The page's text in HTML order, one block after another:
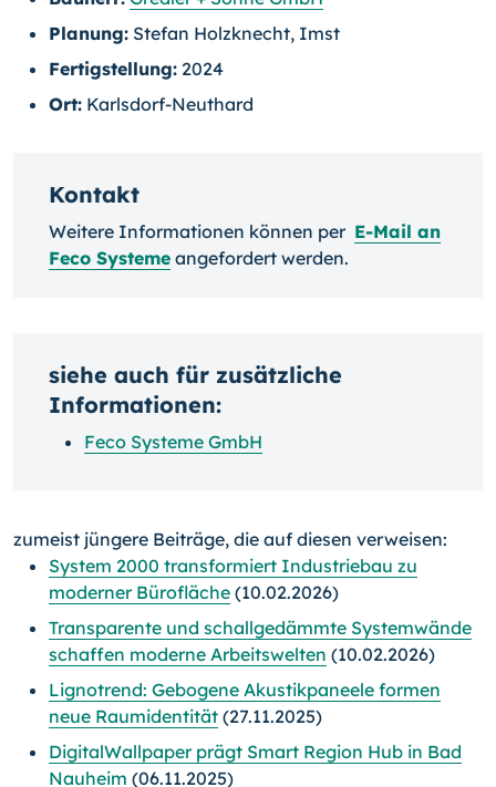
Planung: Stefan Holzknecht, Imst
Fertigstellung: 2024
Ort: Karlsdorf-Neuthard
Kontakt
Weitere Informationen können per E-Mail an
Feco Systeme angefordert werden.
siehe auch für zusätzliche
Informationen:
Feco Systeme GmbH
zumeist jüngere Beiträge, die auf diesen verweisen:
System 2000 transformiert Industriebau zu
moderner Bürofläche (10.02.2026)
Transparente und schallgedämmte Systemwände
schaffen moderne Arbeitswelten (10.02.2026)
Lignotrend: Gebogene Akustikpaneele formen
neue Raumidentität (27.11.2025)
DigitalWallpaper prägt Smart Region Hub in Bad
Nauheim (06.11.2025)